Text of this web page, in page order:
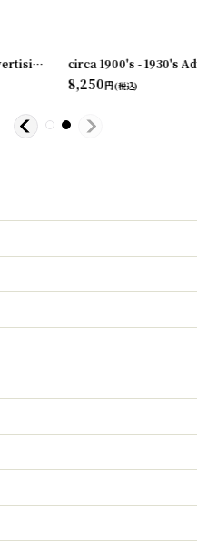
[231003-09
circa 1900's - 1930's Advertising Clip THE F. BISSELL COMPANY
8,250円(税込)